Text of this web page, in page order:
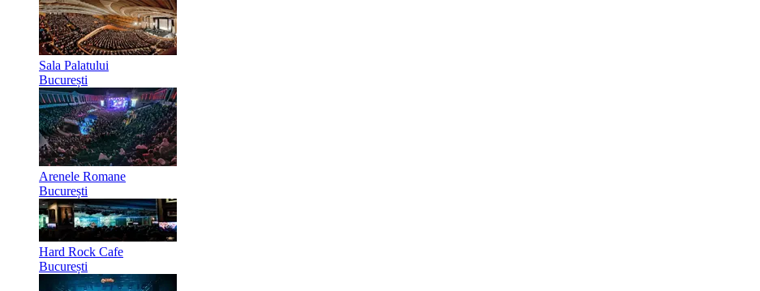
Sala Palatului
București
Arenele Romane
București
Hard Rock Cafe
București